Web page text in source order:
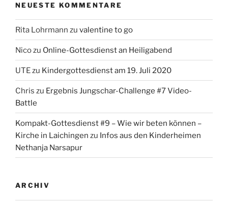
NEUESTE KOMMENTARE
Rita Lohrmann zu valentine to go
Nicozu Online-Gottesdienst an Heiligabend
UTEzu Kindergottesdienst am 19. Juli 2020
Chris zu Ergebnis Jungschar-Challenge #7 Video-
Battle
Kompakt-Gottesdienst #9 – Wie wir beten können –
Kirche in Laichingen zu Infos aus den Kinderheimen
Nethanja Narsapur
ARCHIV